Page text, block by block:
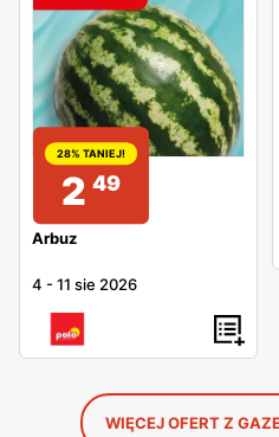
28% TANIEJ!
2 49
Arbuz
4 -11 sie 2026
WIĘCEJ OFERT Z